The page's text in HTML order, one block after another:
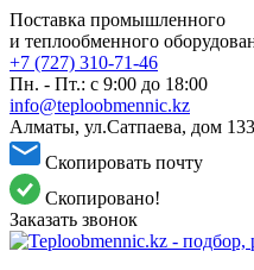
Поставка промышленного
и теплообменного
+7 (727) 310-71-46
Пн. - Пт.: с 9:00 до 18:00
info@teploobmennic.kz
Алматы, ул.Сатпаева, дом
Скопировать почту
Скопировано!
Заказать звонок